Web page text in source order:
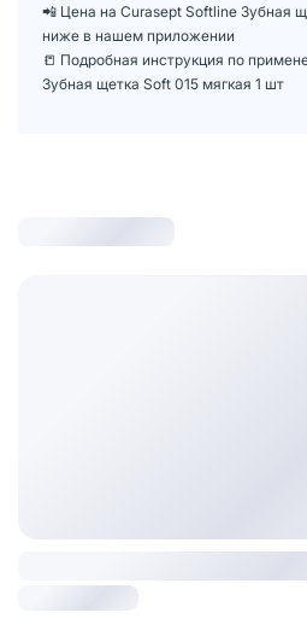
📲 Цена на Curasept Softline Зубная
ниже в нашем приложении
📒 Подробная инструкция по
Зубная щетка Soft 015 мягкая 1 шт